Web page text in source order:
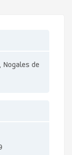
Nogales de